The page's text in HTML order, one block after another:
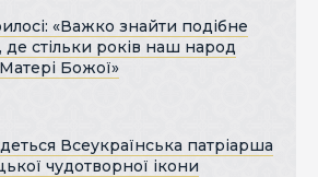
«Важко знайти подібне
де стільки років наш народ
Божої»
Всеукраїнська патріарша
чудотворної ікони